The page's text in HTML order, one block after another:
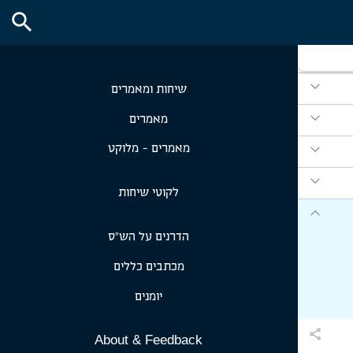
search
שיחות ומאמרים
מאמרים
מאמרים - מלוקט
לקוטי שיחות
הדרנים על הש״ס
מכתבים כללים
יומנים
About & Feedback
expand_more
expand_more
expand_more
expand_more
expand_more
share